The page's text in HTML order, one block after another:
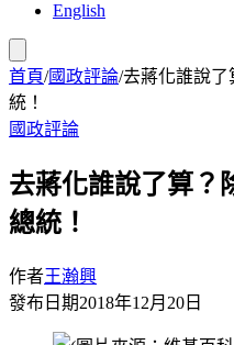
English
首頁/國政評論/去蔣化誰說了
統！
國政評論
去蔣化誰說了算？
總統！
作者王瀚興
發布日期2018年12月20日